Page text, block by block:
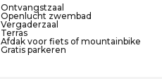
Ontvangstzaal
Openlucht zwembad
Vergaderzaal
Terras
Afdak voor fiets of mountainbike
Gratis parkeren